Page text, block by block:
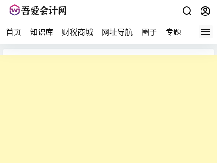
首页 知识库 财税商城 网址导航 圈子 专题 会计问